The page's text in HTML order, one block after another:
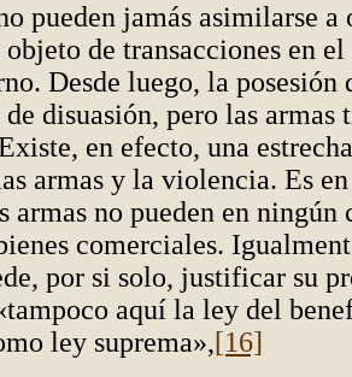
pueden jamás asimilarse a
objeto de transacciones en
Desde luego, la posesión
disuasión, pero las armas
en efecto, una
armas y la violencia. Es
armas no pueden en ningún
comerciales.
por si solo, justificar su
aquí la ley del
ley suprema»,[16]